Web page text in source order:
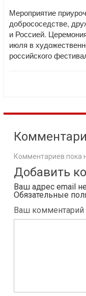
Мероприятие
добрососедстве,
и Россией.
июля в
российского
Комментариев пока
Добавить
Ваш адрес email
Обязательные
Ваш комментарий